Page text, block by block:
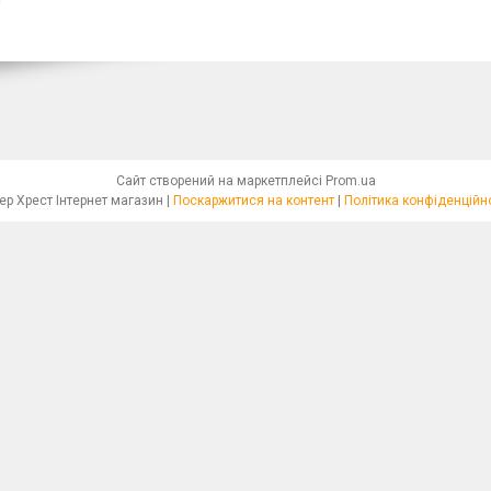
Сайт створений на маркетплейсі Prom.ua
Бісер Хрест Інтернет магазин | Поскаржитися на контент | Політика